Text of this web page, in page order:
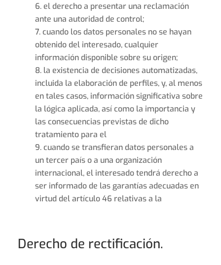
el derecho a presentar una reclamación
ante una autoridad de control;
cuando los datos personales no se hayan
obtenido del interesado, cualquier
información disponible sobre su origen;
la existencia de decisiones automatizadas,
incluida la elaboración de perfiles, y, al menos
en tales casos, información significativa sobre
la lógica aplicada, así como la importancia y
las consecuencias previstas de dicho
tratamiento para el
cuando se transfieran datos personales a
un tercer país o a una organización
internacional, el interesado tendrá derecho a
ser informado de las garantías adecuadas en
virtud del artículo 46 relativas a la
Derecho de rectificación.